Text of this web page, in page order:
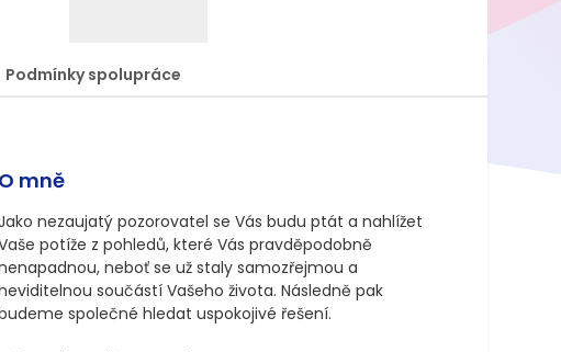
Podmínky spolupráce
O mně
nezaujatý pozorovatel se Vás budu ptát a nahlížet
potíže z pohledů, které Vás pravděpodobně
neboť se už staly samozřejmou a
součástí Vašeho života. Následně pak
společné hledat uspokojivé řešení.